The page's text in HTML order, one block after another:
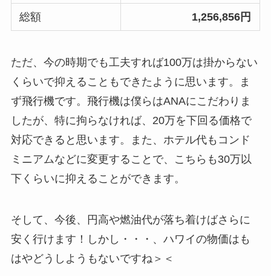
総額 1,256,856円
ただ、今の時期でも工夫すれば100万は掛からない
くらいで抑えることもできたように思います。ま
ず飛行機です。飛行機は僕らはANAにこだわりま
したが、特に拘らなければ、20万を下回る価格で
対応できると思います。また、ホテル代もコンド
ミニアムなどに変更することで、こちらも30万以
下くらいに抑えることができます。
そして、今後、円高や燃油代が落ち着けばさらに
安く行けます！しかし・・・、ハワイの物価はも
はやどうしようもないですね＞＜